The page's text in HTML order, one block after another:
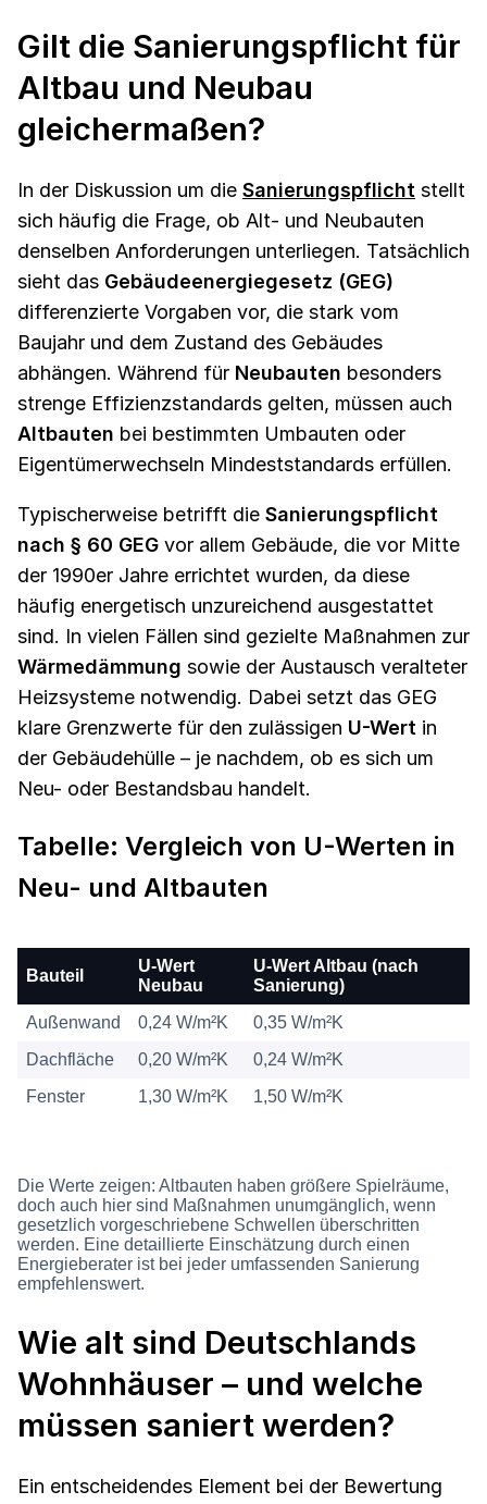
Gilt die Sanierungspflicht für
Altbau und Neubau
gleichermaßen?
In der Diskussion um die Sanierungspflicht stellt
sich häufig die Frage, ob Alt- und Neubauten
denselben Anforderungen unterliegen. Tatsächlich
sieht das Gebäudeenergiegesetz (GEG)
differenzierte Vorgaben vor, die stark vom
Baujahr und dem Zustand des Gebäudes
abhängen. Während für Neubauten besonders
strenge Effizienzstandards gelten, müssen auch
Altbauten bei bestimmten Umbauten oder
Eigentümerwechseln Mindeststandards erfüllen.
Typischerweise betrifft die Sanierungspflicht
nach § 60 GEG vor allem Gebäude, die vor Mitte
der 1990er Jahre errichtet wurden, da diese
häufig energetisch unzureichend ausgestattet
sind. In vielen Fällen sind gezielte Maßnahmen zur
Wärmedämmung sowie der Austausch veralteter
Heizsysteme notwendig. Dabei setzt das GEG
klare Grenzwerte für den zulässigen U-Wert in
der Gebäudehülle – je nachdem, ob es sich um
Neu- oder Bestandsbau handelt.
Tabelle: Vergleich von U-Werten in
Neu- und Altbauten
Bauteil
U-Wert
Neubau
U-Wert Altbau (nach
Sanierung)
Außenwand
0,24 W/m²K
0,35 W/m²K
Dachfläche
0,20 W/m²K
0,24 W/m²K
Fenster
1,30 W/m²K 1,50 W/m²K
Die Werte zeigen: Altbauten haben größere Spielräume,
doch auch hier sind Maßnahmen unumgänglich, wenn
gesetzlich vorgeschriebene Schwellen überschritten
werden. Eine detaillierte Einschätzung durch einen
Energieberater ist bei jeder umfassenden Sanierung
empfehlenswert.
Wie alt sind Deutschlands
Wohnhäuser – und welche
müssen saniert werden?
Ein entscheidendes Element bei der Bewertung